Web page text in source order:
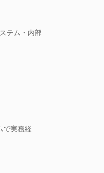
テム・内部
で実務経